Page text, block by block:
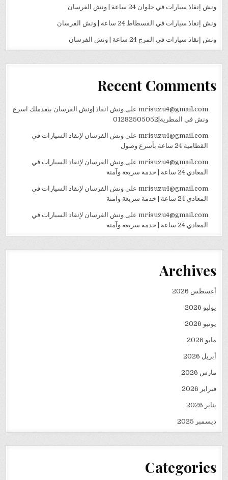
ونش إنقاذ سيارات في حلوان 24 ساعة | ونش الفرسان
ونش إنقاذ سيارات في الفسطاط 24 ساعة | ونش الفرسان
ونش إنقاذ سيارات في المرج 24 ساعة | ونش الفرسان
Recent Comments
mrisuzu4@gmail.comعلى ونش انقاذ |ونش الفرسان بيقدملك اسرع
ونش في المطرية|01282505052
mrisuzu4@gmail.comعلى ونش الفرسان لإنقاذ السيارات في
القطامية 24 ساعة بأسرع وصول
mrisuzu4@gmail.comعلى ونش الفرسان لإنقاذ السيارات في
المعادي 24 ساعة | خدمة سريعة وآمنة
mrisuzu4@gmail.comعلى ونش الفرسان لإنقاذ السيارات في
المعادي 24 ساعة | خدمة سريعة وآمنة
mrisuzu4@gmail.comعلى ونش الفرسان لإنقاذ السيارات في
المعادي 24 ساعة | خدمة سريعة وآمنة
Archives
أغسطس 2026
يوليو 2026
يونيو 2026
مايو 2026
أبريل 2026
مارس 2026
فبراير 2026
يناير 2026
ديسمبر 2025
Categories